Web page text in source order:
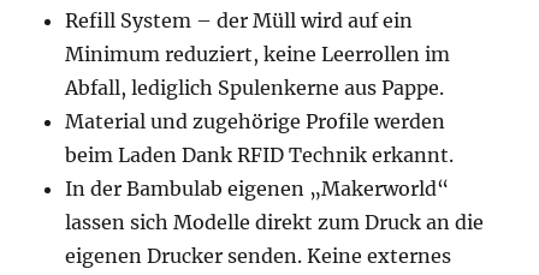
Refill System – der Müll wird auf ein
Minimum reduziert, keine Leerrollen im
Abfall, lediglich Spulenkerne aus Pappe.
Material und zugehörige Profile werden
beim Laden Dank RFID Technik erkannt.
In der Bambulab eigenen „Makerworld“
lassen sich Modelle direkt zum Druck an die
eigenen Drucker senden. Keine externes